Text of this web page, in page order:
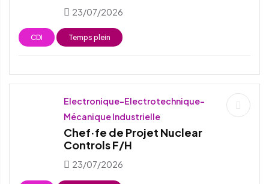
23/07/2026
CDI Temps plein
Electronique-Electrotechnique-
Mécanique Industrielle
Chef·fe de Projet Nuclear
Controls F/H
23/07/2026